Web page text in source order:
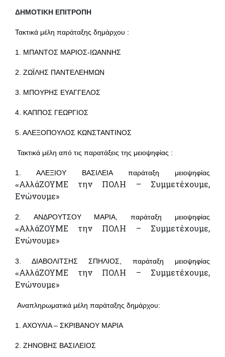
ΔΗΜΟΤΙΚΗ ΕΠΙΤΡΟΠΗ
Τακτικά μέλη παράταξης δημάρχου :
1. ΜΠΑΝΤΟΣ ΜΑΡΙΟΣ-ΙΩΑΝΝΗΣ
2. ΖΩΪΛΗΣ ΠΑΝΤΕΛΕΗΜΩΝ
3. ΜΠΟΥΡΗΣ ΕΥΑΓΓΕΛΟΣ
4. ΚΑΠΠΟΣ ΓΕΩΡΓΙΟΣ
5. ΑΛΕΞΟΠΟΥΛΟΣ ΚΩΝΣΤΑΝΤΙΝΟΣ
Τακτικά μέλη από τις παρατάξεις της μειοψηφίας :
1. ΑΛΕΞΙΟΥ ΒΑΣΙΛΕΙΑ παράταξη μειοψηφίας
«ΑλλάΖΟΥΜΕ την ΠΟΛΗ – Συμμετέχουμε,
Ενώνουμε»
2. ΑΝΔΡΟΥΤΣΟΥ ΜΑΡΙΑ, παράταξη μειοψηφίας
«ΑλλάΖΟΥΜΕ την ΠΟΛΗ – Συμμετέχουμε,
Ενώνουμε»
3. ΔΙΑΒΟΛΙΤΣΗΣ ΣΠΗΛΙΟΣ, παράταξη μειοψηφίας
«ΑλλάΖΟΥΜΕ την ΠΟΛΗ – Συμμετέχουμε,
Ενώνουμε»
Αναπληρωματικά μέλη παράταξης δημάρχου:
1. ΑΧΟΥΛΙΑ – ΣΚΡΙΒΑΝΟΥ ΜΑΡΙΑ
2. ΖΗΝΟΒΗΣ ΒΑΣΙΛΕΙΟΣ